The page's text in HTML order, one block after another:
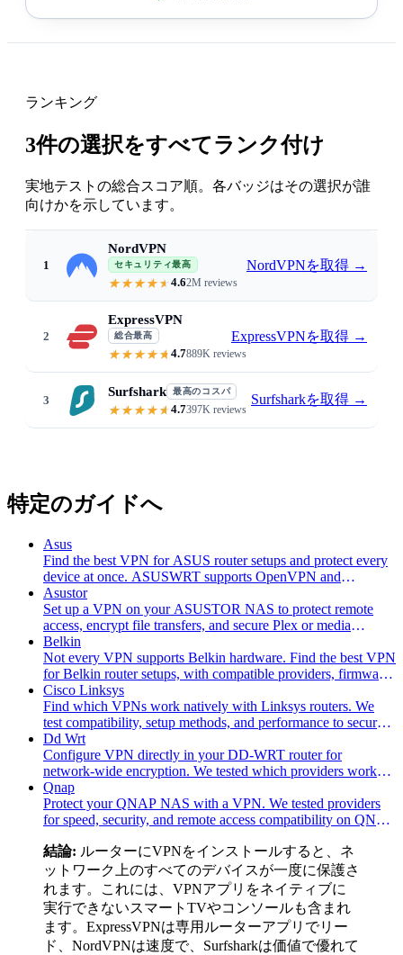
ランキング
3件の選択をすべてランク付け
実地テストの総合スコア順。各バッジはその選択が誰
向けかを示しています。
1
NordVPN
セキュリティ最高
4.62M reviews
NordVPNを取得 →
2
ExpressVPN
総合最高
4.7889K reviews
ExpressVPNを取得 →
3
Surfshark 最高のコスパ
4.7397K reviews From $1.99/mo · unlimited
Surfsharkを取得 →
特定のガイドへ
Asus
Find the best VPN for ASUS router setups and protect every
device at once. ASUSWRT supports OpenVPN and
WireGuard natively, no firmware flashing required.
Asustor
Set up a VPN on your ASUSTOR NAS to protect remote
access, encrypt file transfers, and secure Plex or media
streaming. We tested the top providers.
Belkin
Not every VPN supports Belkin hardware. Find the best VPN
for Belkin router setups, with compatible providers, firmware
tips, and full network coverage.
Cisco Linksys
Find which VPNs work natively with Linksys routers. We
test compatibility, setup methods, and performance to secure
your entire network.
Dd Wrt
Configure VPN directly in your DD-WRT router for
network-wide encryption. We tested which providers work
reliably on DD-WRT firmware.
Qnap
Protect your QNAP NAS with a VPN. We tested providers
for speed, security, and remote access compatibility on QNAP
結論: ルーターにVPNをインストールすると、ネ
ットワーク上のすべてのデバイスが一度に保護さ
れます。これには、VPNアプリをネイティブに
実行できないスマートTVやコンソールも含まれ
ます。ExpressVPNは専用ルーターアプリでリー
ド、NordVPNは速度で、Surfsharkは価値で優れて